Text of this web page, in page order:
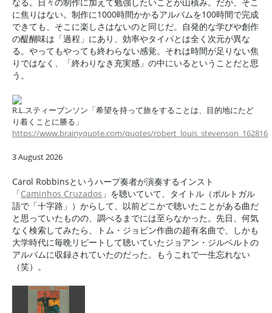
なる。日々の制作に加えて勉強したいことが山積み。だが、そこ
に焦りはない。制作に1000時間かかるアルバムを100時間で完成
できても、そこに楽しさはないのと同じだ。自発的な学びや創作
の醍醐味は「過程」にあり、効率やタイパとは全く次元が異な
る。やってもやっても終わらない感覚。それは時間が足りない焦
りではなく、「終わりなき充実感」の中にいるということだと思
う。
R.L.スティーブンソン「希望を持って旅をすることは、目的地にたど
り着くことに勝る」
https://www.brainyquote.com/quotes/robert_louis_stevenson_162816
3 August 2026
Carol Robbinsというハープ奏者が演奏するインスト
「Caminhos Cruzados 」を聴いていて、タイトル（ポルトガル
語で「十字路」）からして、以前どこかで聴いたことがある曲だ
と思っていたものの、調べるまでには至らなかった。先日、何気
なく検索してみたら、トム・ジョビン作曲の超有名曲で、しかも
大学時代に毎晩リピートして聴いていたジョアン・ジルベルトの
アルバムに収録されていたのだった。もうこれで一生忘れない
（笑）。